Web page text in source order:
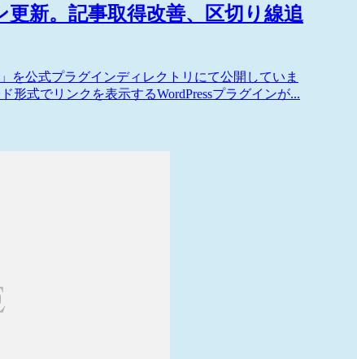
新。記事取得改善、区切り線追
を公式プラグインディレクトリにて公開していま
式でリンクを表示するWordPressプラグインが...